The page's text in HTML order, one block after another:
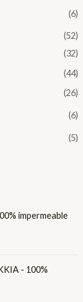
(6)
(52)
(32)
(44)
(26)
(6)
(5)
impermeable
- 100%